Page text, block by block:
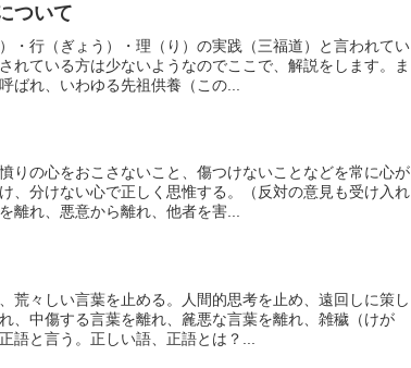
ついて
・行（ぎょう）・理（り）の実践（三福道）と言われてい
れている方は少ないようなのでここで、解説をします。ま
ばれ、いわゆる先祖供養（この...
りの心をおこさないこと、傷つけないことなどを常に心が
、分けない心で正しく思惟する。（反対の意見も受け入れ
離れ、悪意から離れ、他者を害...
荒々しい言葉を止める。人間的思考を止め、遠回しに策し
、中傷する言葉を離れ、麄悪な言葉を離れ、雑穢（けが
語と言う。正しい語、正語とは？...